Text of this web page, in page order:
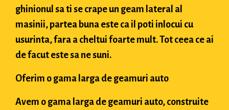
ghinionul sa ti se crape un geam lateral al
masinii, partea buna este ca il poti inlocui cu
usurinta, fara a cheltui foarte mult. Tot ceea ce ai
de facut este sa ne suni.
Oferim o gama larga de geamuri auto
Avem o gama larga de geamuri auto, construite